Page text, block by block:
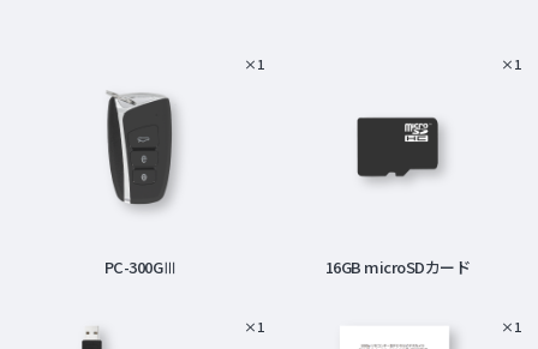
×1
PC-300GⅢ
×1
16GB microSDカード
×1 ×1